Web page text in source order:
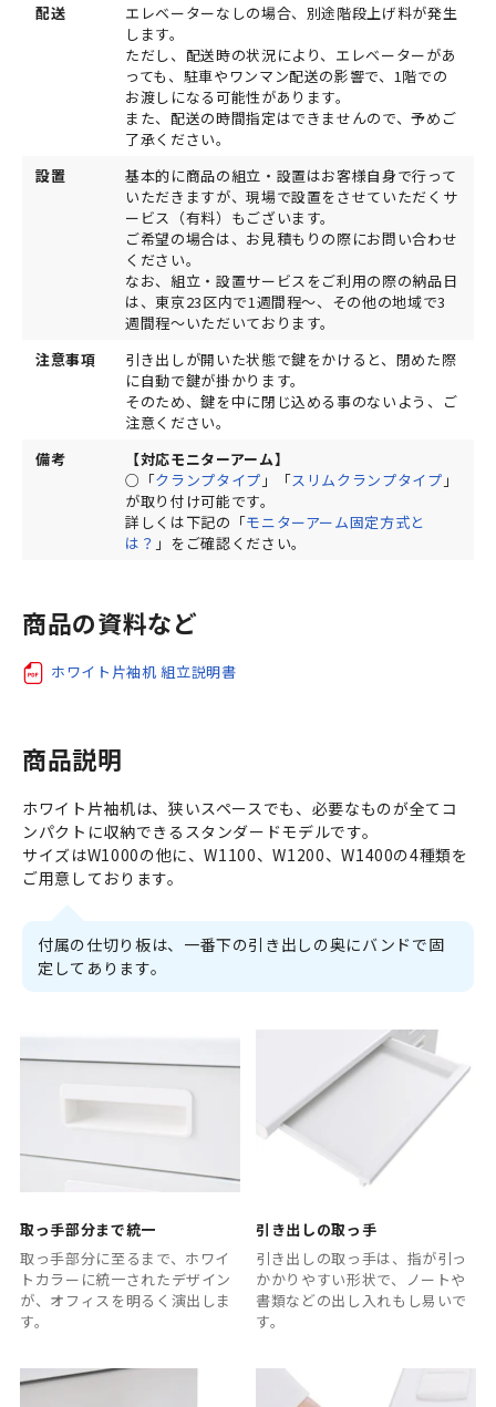
配送
エレベーターなしの場合、別途階段上げ料が発生
します。
ただし、配送時の状況により、エレベーターがあ
っても、駐車やワンマン配送の影響で、1階での
お渡しになる可能性があります。
また、配送の時間指定はできませんので、予めご
了承ください。
設置
基本的に商品の組立・設置はお客様自身で行って
いただきますが、現場で設置をさせていただくサ
ービス（有料）もございます。
ご希望の場合は、お見積もりの際にお問い合わせ
ください。
なお、組立・設置サービスをご利用の際の納品日
は、東京23区内で1週間程～、その他の地域で3
週間程～いただいております。
注意事項
引き出しが開いた状態で鍵をかけると、閉めた際
に自動で鍵が掛かります。
そのため、鍵を中に閉じ込める事のないよう、ご
注意ください。
備考
【対応モニターアーム】
○「クランプタイプ 」「スリムクランプタイプ 」
が取り付け可能です。
詳しくは下記の「モニターアーム固定方式と
は？ 」をご確認ください。
商品の資料など
ホワイト片袖机 組立説明書
商品説明
ホワイト片袖机は、狭いスペースでも、必要なものが全てコ
ンパクトに収納できるスタンダードモデルです。
サイズはW1000の他に、W1100、W1200、W1400の4種類を
ご用意しております。
付属の仕切り板は、一番下の引き出しの奥にバンドで固
定してあります。
取っ手部分まで統一
取っ手部分に至るまで、ホワイ
トカラーに統一されたデザイン
が、オフィスを明るく演出しま
す。
引き出しの取っ手
引き出しの取っ手は、指が引っ
かかりやすい形状で、ノートや
書類などの出し入れもし易いで
す。